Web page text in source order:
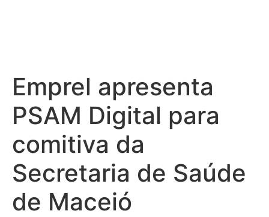
Emprel apresenta
PSAM Digital para
comitiva da
Secretaria de Saúde
de Maceió